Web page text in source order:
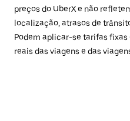
preços do UberX e não
localização, atrasos de
Podem aplicar-se tarifas fixas
reais das viagens e das